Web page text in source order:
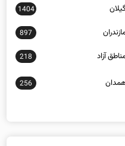
مازندران 897
مناطق آزاد 218
256